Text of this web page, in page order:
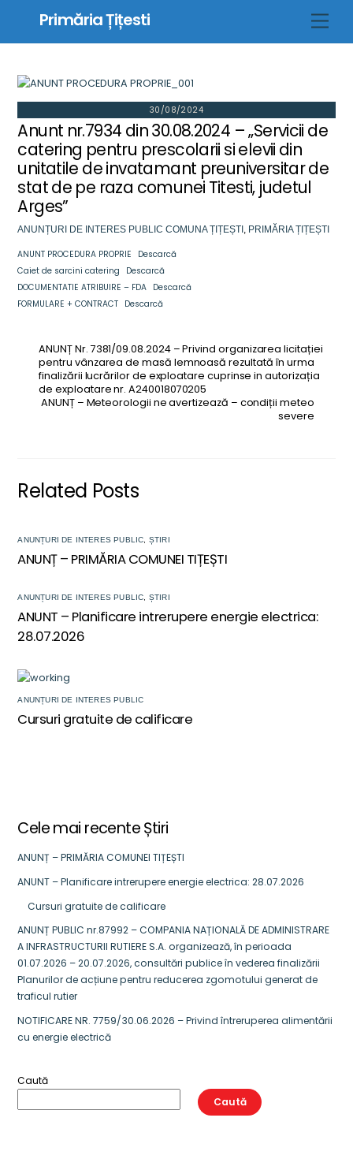
content
Primăria Țițesti
30/08/2024
Anunt nr.7934 din 30.08.2024 – „Servicii de
catering pentru prescolarii si elevii din
unitatile de invatamant preuniversitar de
stat de pe raza comunei Titesti, judetul
Arges”
ANUNȚURI DE INTERES PUBLIC COMUNA ȚIȚEȘTI PRIMĂRIA ȚIȚEȘTI
ANUNT PROCEDURA PROPRIE
Descarcă
Caiet de sarcini catering
Descarcă
DOCUMENTATIE ATRIBUIRE – FDA Descarcă
FORMULARE + CONTRACT Descarcă
ANUNȚ Nr. 7381/09.08.2024 – Privind organizarea licitației
pentru vânzarea de masă lemnoasă rezultată în urma
finalizării lucrărilor de exploatare cuprinse in autorizația
de exploatare nr. A240018070205
ANUNȚ – Meteorologii ne avertizează – condiții meteo
severe
Related Posts
ANUNȚURI DE INTERES PUBLIC ȘTIRI
ANUNȚ – PRIMĂRIA COMUNEI TIȚEȘTI
ANUNȚURI DE INTERES PUBLIC, ȘTIRI
ANUNT – Planificare intrerupere energie electrica:
28.07.2026
ANUNȚURI DE INTERES PUBLIC
Cursuri gratuite de calificare
Cele mai recente Știri
ANUNȚ – PRIMĂRIA COMUNEI TIȚEȘTI
ANUNT – Planificare intrerupere energie electrica: 28.07.2026
Cursuri gratuite de calificare
ANUNȚ PUBLIC nr.87992 – COMPANIA NAȚIONALĂ DE ADMINISTRARE
A INFRASTRUCTURII RUTIERE S.A. organizează, în perioada
01.07.2026 – 20.07.2026, consultări publice în vederea finalizării
Planurilor de acțiune pentru reducerea zgomotului generat de
traficul rutier
NOTIFICARE NR. 7759/30.06.2026 – Privind întreruperea alimentării
cu energie electrică
Caută
Caută